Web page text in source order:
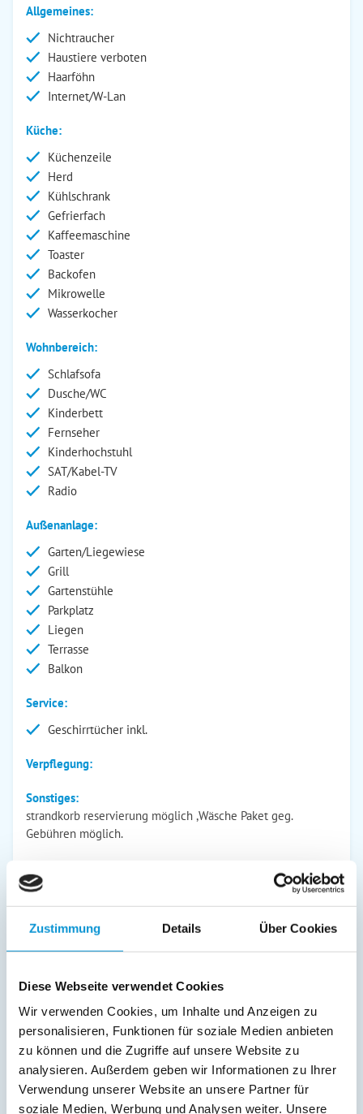
Zustimmung Details Über Cookies
Diese Webseite verwendet Cookies
Wir verwenden Cookies, um Inhalte und Anzeigen zu
personalisieren, Funktionen für soziale Medien anbieten
zu können und die Zugriffe auf unsere Website zu
analysieren. Außerdem geben wir Informationen zu Ihrer
Verwendung unserer Website an unsere Partner für
soziale Medien, Werbung und Analysen weiter. Unsere
Allgemeines:
Nichtraucher
Haustiere verboten
Haarföhn
Internet/W-Lan
Küche:
Küchenzeile
Herd
Kühlschrank
Gefrierfach
Kaffeemaschine
Toaster
Backofen
Mikrowelle
Wasserkocher
Wohnbereich:
Schlafsofa
Dusche/WC
Kinderbett
Fernseher
Kinderhochstuhl
SAT/Kabel-TV
Radio
Außenanlage:
Garten/Liegewiese
Grill
Gartenstühle
Parkplatz
Liegen
Terrasse
Balkon
Service:
Geschirrtücher inkl.
Verpflegung:
Sonstiges:
strandkorb reservierung möglich ,Wäsche Paket geg.
Gebühren möglich.
Beschreibung
Lieber Feriengast!
Ferienwohnung in ruhiger Wohngegend und nur wenige
Sie sich wohlfühlen und die schönste Zeit des Jahres
verbringen. Es erwartet Sie eine nette und persönliche
Atmosphäre.
weiterlesen